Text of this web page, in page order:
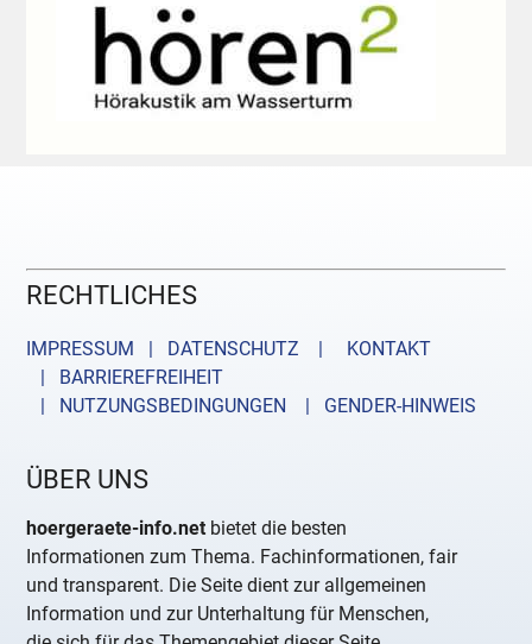
RECHTLICHES
IMPRESSUM | DATENSCHUTZ |
KONTAKT
| BARRIEREFREIHEIT
| NUTZUNGSBEDINGUNGEN
| GENDER-HINWEIS
ÜBER UNS
hoergeraete-info.net bietet die besten
Informationen zum Thema. Fachinformationen, fair
und transparent. Die Seite dient zur allgemeinen
Information und zur Unterhaltung für Menschen,